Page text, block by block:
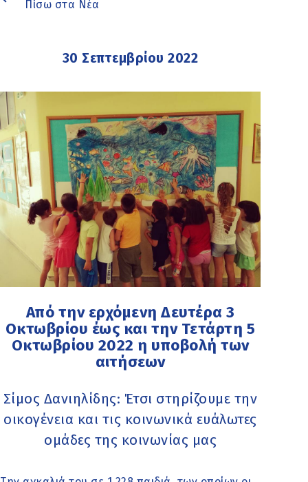
Πίσω στα Νέα
30 Σεπτεμβρίου 2022
Από την ερχόμενη Δευτέρα 3
Οκτωβρίου έως και την Τετάρτη 5
Οκτωβρίου 2022 η υποβολή των
αιτήσεων
Σίμος Δανιηλίδης: Έτσι στηρίζουμε την
οικογένεια και τις κοινωνικά ευάλωτες
ομάδες της κοινωνίας μας